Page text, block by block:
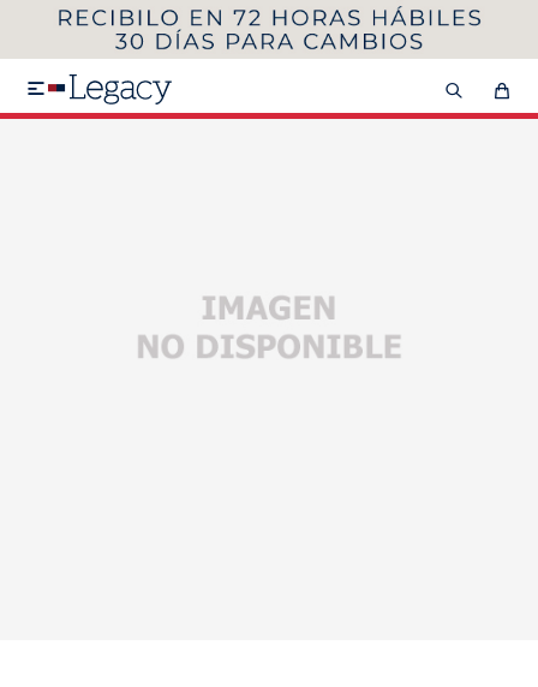

MI CUENTA
VER COLECCIÓN DE HOMBRE